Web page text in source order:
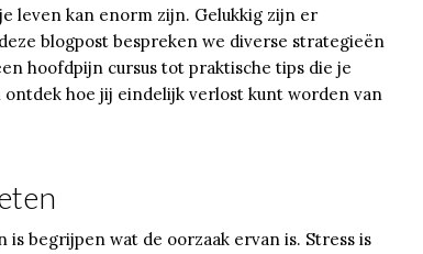
leven kan enorm zijn. Gelukkig zijn er
blogpost bespreken we diverse strategieën
hoofdpijn cursus tot praktische tips die je
hoe jij eindelijk verlost kunt worden van
begrijpen wat de oorzaak ervan is. Stress is